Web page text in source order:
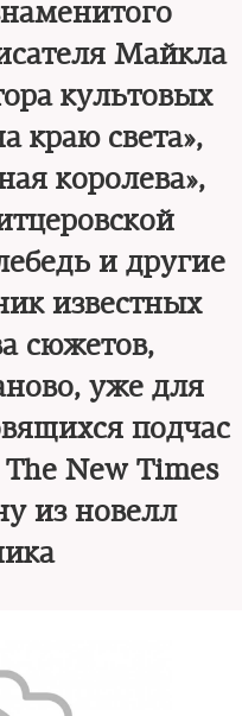
Майкла
культовых
краю света»,
королева»,
и другие
известных
сюжетов,
уже для
подчас
New Times
из новелл